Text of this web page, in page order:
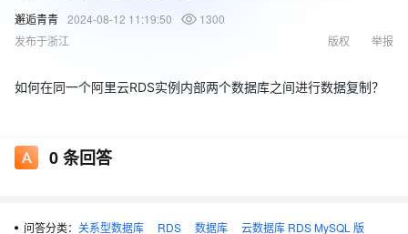
邂逅青青 2024-08-12 11:19:50
1300
发布于浙江
举报
版权
如何在同一个阿里云RDS实例内部两个数据库之间进行数据复制？
0条回答
问答分类： 关系型数据库 RDS 数据库
云数据库 RDS MySQL 版